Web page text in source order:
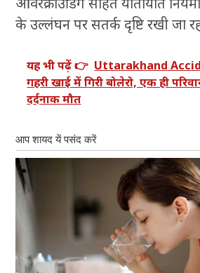
के उल्लंघन पर सतर्क दृष्टि रखी जा
यह भी पढ़ें 👉 Uttarakhand
गहरी खाई में गिरी बोलेरो, एक ही
दर्दनाक मौत